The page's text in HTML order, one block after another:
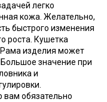
легко
кожа. Желательно,
быстрого изменения
роста. Кушетка
изделия может
значение при
и
обязательно